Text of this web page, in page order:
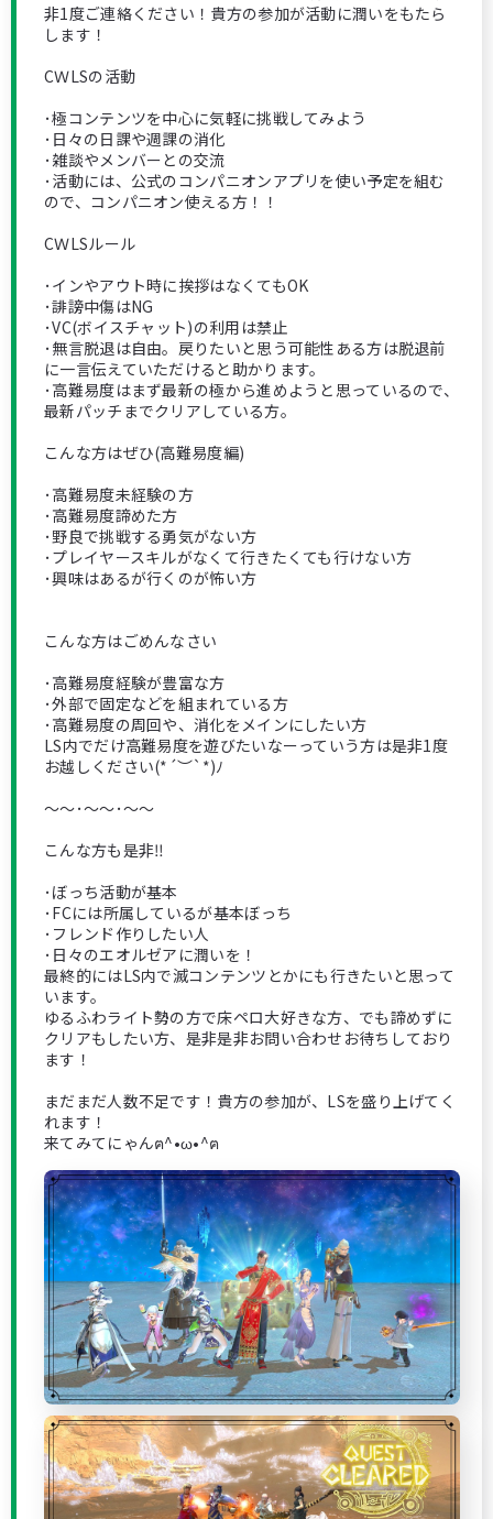
非1度ご連絡ください！貴方の参加が活動に潤いをもたら
します！
CＷLSの活動
･極コンテンツを中心に気軽に挑戦してみよう
･日々の日課や週課の消化
･雑談やメンバーとの交流
･活動には、公式のコンパニオンアプリを使い予定を組む
ので、コンパニオン使える方！！
CＷLSルール
･インやアウト時に挨拶はなくてもOK
･誹謗中傷はNG
･VC(ボイスチャット)の利用は禁止
･無言脱退は自由。戻りたいと思う可能性ある方は脱退前
に一言伝えていただけると助かります。
･高難易度はまず最新の極から進めようと思っているので、
最新パッチまでクリアしている方。
こんな方はぜひ(高難易度編)
･高難易度未経験の方
･高難易度諦めた方
･野良で挑戦する勇気がない方
･プレイヤースキルがなくて行きたくても行けない方
･興味はあるが行くのが怖い方
こんな方はごめんなさい
･高難易度経験が豊富な方
･外部で固定などを組まれている方
･高難易度の周回や、消化をメインにしたい方
LS内でだけ高難易度を遊びたいなーっていう方は是非1度
お越しください(*´︶`*)ﾉ
～～･～～･～～
こんな方も是非‼️
･ぼっち活動が基本
･FCには所属しているが基本ぼっち
･フレンド作りしたい人
･日々のエオルゼアに潤いを！
最終的にはLS内で滅コンテンツとかにも行きたいと思って
います。
ゆるふわライト勢の方で床ペロ大好きな方、でも諦めずに
クリアもしたい方、是非是非お問い合わせお待ちしており
ます！
まだまだ人数不足です！貴方の参加が、LSを盛り上げてく
れます！
来てみてにゃんฅ^•ω•^ฅ